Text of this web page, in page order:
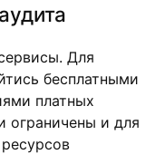
Для
бесплатными
платных
ограничены и для